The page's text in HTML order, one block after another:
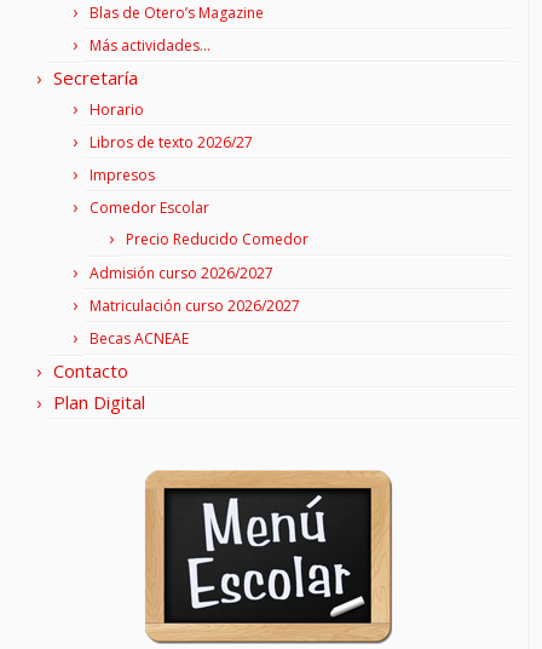
Blas de Otero’s Magazine
Más actividades…
Secretaría
Horario
Libros de texto 2026/27
Impresos
Comedor Escolar
Precio Reducido Comedor
Admisión curso 2026/2027
Matriculación curso 2026/2027
Becas ACNEAE
Contacto
Plan Digital